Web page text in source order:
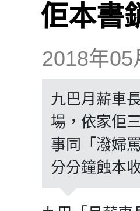
佢本書
2018年05
九巴月薪車
場，依家佢
事同「潑婦
分分鐘蝕本